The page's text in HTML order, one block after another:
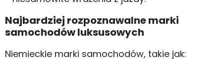
Najbardziej rozpoznawalne marki
samochodów luksusowych
Niemieckie marki samochodów, takie jak: